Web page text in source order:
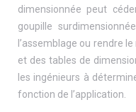
dimensionnée peut
goupille
l’assemblage ou rendre
et des tables de
les ingénieurs à
fonction de l’application.